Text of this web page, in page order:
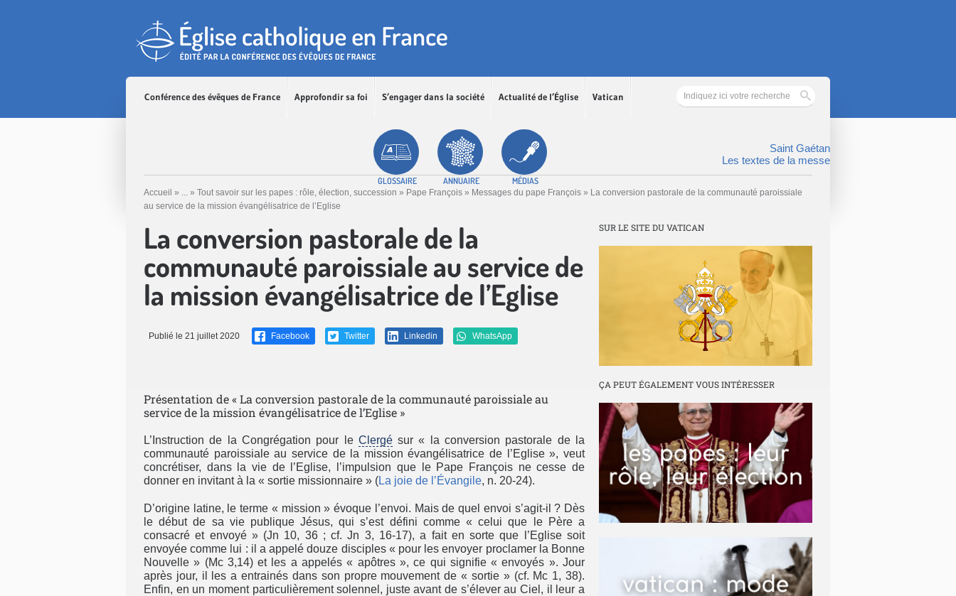
Conférence des évêques de France Approfondir sa foi S’engager dans la société Actualité de l’Église Vatican
GLOSSAIRE ANNUAIRE MÉDIAS
Saint Gaétan
Les textes de la messe
Accueil » ... » Tout savoir sur les papes : rôle, élection, succession » Pape François » Messages du pape François » La conversion pastorale de la communauté paroissiale
au service de la mission évangélisatrice de l’Eglise
La conversion pastorale de la
communauté paroissiale au service de
la mission évangélisatrice de l’Eglise
Publié le 21 juillet 2020 Facebook Twitter Linkedin WhatsApp
Présentation de « La conversion pastorale de la communauté paroissiale au
service de la mission évangélisatrice de l’Eglise »
L’Instruction de la Congrégation pour le Clergésur « la conversion pastorale de la
communauté paroissiale au service de la mission évangélisatrice de l’Eglise », veut
concrétiser, dans la vie de l’Eglise, l’impulsion que le Pape François ne cesse de
donner en invitant à la « sortie missionnaire » (La joie de l’Évangile, n. 20-24).
D’origine latine, le terme « mission » évoque l’envoi. Mais de quel envoi s’agit-il ? Dès
le début de sa vie publique Jésus, qui s’est défini comme « celui que le Père a
consacré et envoyé » (Jn 10, 36 ; cf. Jn 3, 16-17), a fait en sorte que l’Eglise soit
envoyée comme lui : il a appelé douze disciples « pour les envoyer proclamer la Bonne
Nouvelle » (Mc 3,14) et les a appelés « apôtres », ce qui signifie « envoyés ». Jour
après jour, il les a entrainés dans son propre mouvement de « sortie » (cf. Mc 1, 38).
Enfin, en un moment particulièrement solennel, juste avant de s’élever au Ciel, il leur a
SUR LE SITE DU VATICAN
ÇA PEUT ÉGALEMENT VOUS INTÉRESSER